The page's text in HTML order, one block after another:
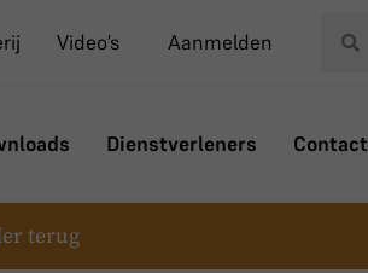
Video’s Aanmelden
Dienstverleners Contact
terug